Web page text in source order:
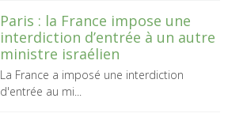
Paris : la France impose une
interdiction d’entrée à un autre
ministre israélien
La France a imposé une interdiction
d'entrée au mi...